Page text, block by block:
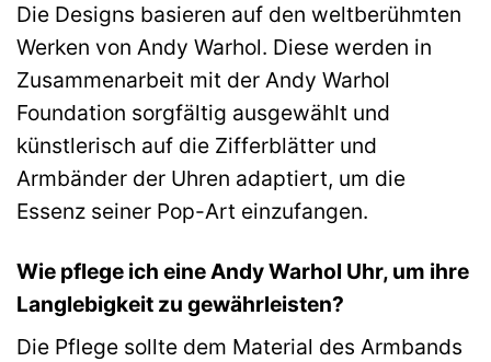
Die Designs basieren auf den weltberühmten
Werken von Andy Warhol. Diese werden in
Zusammenarbeit mit der Andy Warhol
Foundation sorgfältig ausgewählt und
künstlerisch auf die Zifferblätter und
Armbänder der Uhren adaptiert, um die
Essenz seiner Pop-Art einzufangen.
Wie pflege ich eine Andy Warhol Uhr, um ihre
Langlebigkeit zu gewährleisten?
Die Pflege sollte dem Material des Armbands